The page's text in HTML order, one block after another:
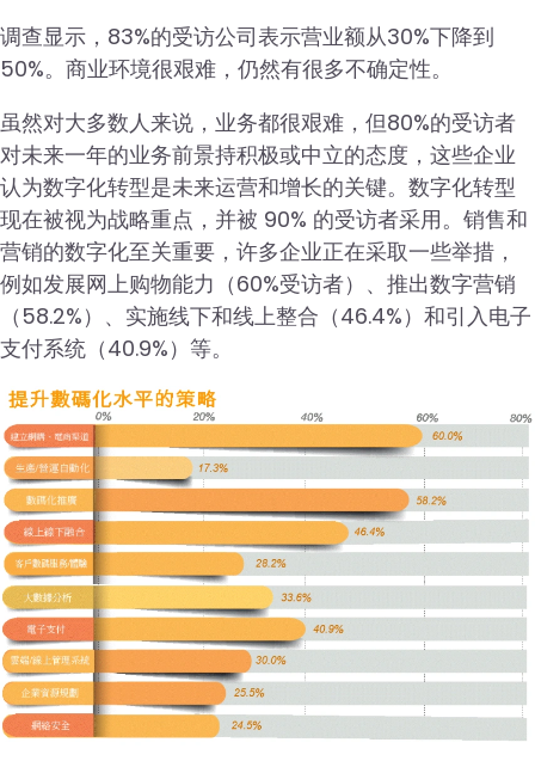
调查显示，83%的受访公司表示营业额从30%下降到
50%。商业环境很艰难，仍然有很多不确定性。
虽然对大多数人来说，业务都很艰难，但80%的受访者
对未来一年的业务前景持积极或中立的态度，这些企业
认为数字化转型是未来运营和增长的关键。数字化转型
现在被视为战略重点，并被 90% 的受访者采用。销售和
营销的数字化至关重要，许多企业正在采取一些举措，
例如发展网上购物能力（60%受访者）、推出数字营销
（58.2%）、实施线下和线上整合（46.4%）和引入电子
支付系统（40.9%）等。